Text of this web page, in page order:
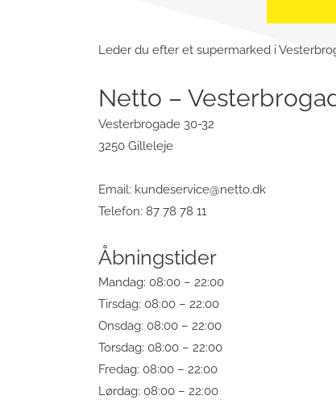
Leder du efter et supermarked i
Netto –
Vesterbrogade 30-32
3250 Gilleleje
Email: kundeservice@netto.dk
Telefon: 87 78 78 11
Åbningstider
Mandag: 08:00 – 22:00
Tirsdag: 08:00 – 22:00
Onsdag: 08:00 – 22:00
Torsdag: 08:00 – 22:00
Fredag: 08:00 – 22:00
Lørdag: 08:00 – 22:00